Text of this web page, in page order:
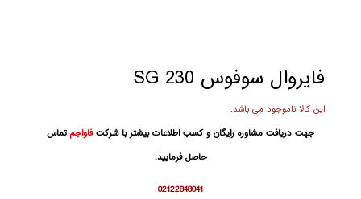
فایروال سوفوس SG 230
این کالا ناموجود می باشد.
جهت دریافت مشاوره رایگان و کسب اطلاعات بیشتر با شرکتفاواجم تماس
حاصل فرمایید.
02122848041